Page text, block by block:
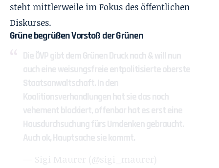
steht mittlerweile im Fokus des öffentlichen
Diskurses.
Grüne begrüßen Vorstoß der Grünen
Die ÖVP gibt dem Grünen Druck nach & will nun
auch eine weisungsfreie entpolitisierte oberste
Staatsanwaltschaft. In den
Koalitionsverhandlungen hat sie das noch
vehement blockiert, offenbar hat es erst eine
Hausdurchsuchung fürs Umdenken gebraucht.
Auch ok, Hauptsache sie kommt.
— Sigi Maurer (@sigi_maurer)